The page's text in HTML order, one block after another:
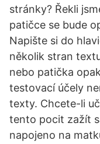
stránky? Řekli
patičce se bude
Napište si do
několik stran
nebo patička
testovací účely
texty. Chcete-li
tento pocit zažít
napojeno na